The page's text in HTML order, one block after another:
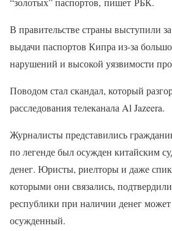
В правительстве страны выступили
выдачи паспортов Кипра из-за
нарушений и высокой уязвимости
Поводом стал скандал, который
расследования телеканала Al Jazeera.
Журналисты представились
по легенде был осужден китайским
денег. Юристы, риелторы и даже
которыми они связались,
республики при наличии денег
осужденный.